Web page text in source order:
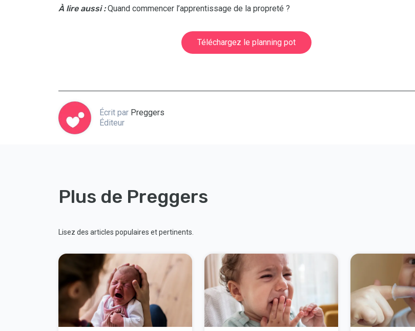
À lire aussi :Quand commencer l’apprentissage de la propreté ?
Téléchargez le planning pot
Écrit par Preggers
Éditeur
Plus de Preggers
Lisez des articles populaires et pertinents.